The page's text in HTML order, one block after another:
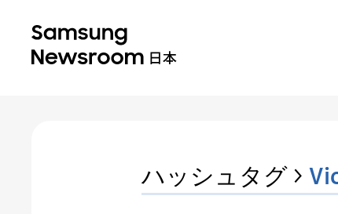
ハッシュタグ >